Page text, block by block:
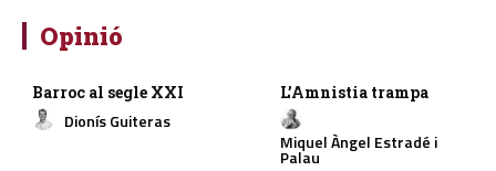
Opinió
Barroc al segle XXI
Dionís Guiteras
L’Amnistia trampa
Miquel Àngel Estradé i
Palau